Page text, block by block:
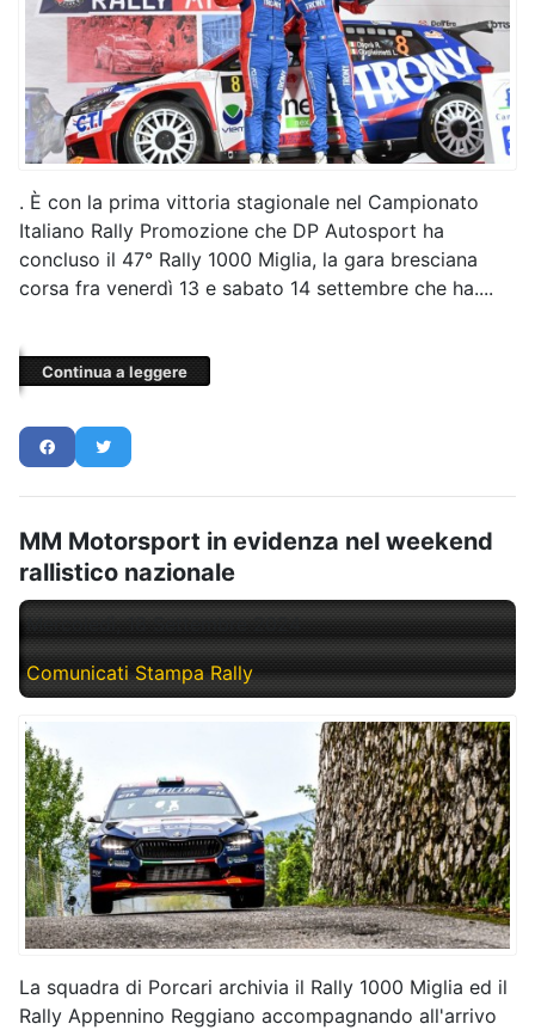
. È con la prima vittoria stagionale nel Campionato
Italiano Rally Promozione che DP Autosport ha
concluso il 47° Rally 1000 Miglia, la gara bresciana
corsa fra venerdì 13 e sabato 14 settembre che ha....
Continua a leggere
MM Motorsport in evidenza nel weekend
rallistico nazionale
Mercoledì, 18 Settembre 2024
Comunicati Stampa Rally
La squadra di Porcari archivia il Rally 1000 Miglia ed il
Rally Appennino Reggiano accompagnando all'arrivo